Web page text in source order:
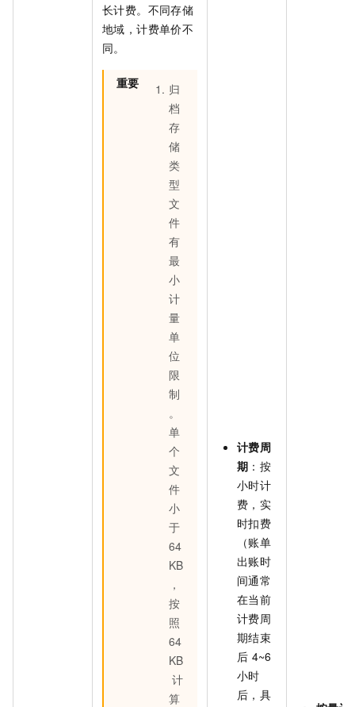
计费周
期 ： 按
小时计
费，实
时扣费
（账单
出账时
间通常
在当前
计费周
期结束
后 4~6
小时
后，具
长计费。不同存储
地域，计费单价不
同。
重要
归
档
存
储
类
型
文
件
有
最
小
计
量
单
位
限
制
。
单
个
文
件
小
于
64
KB
，
按
照
64
KB
计
算